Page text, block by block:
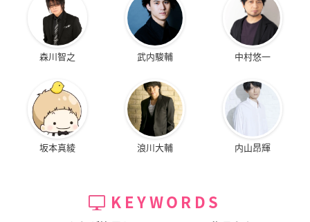
森川智之 武内駿輔 中村悠一
坂本真綾 浪川大輔 内山昂輝
KEYWORDS